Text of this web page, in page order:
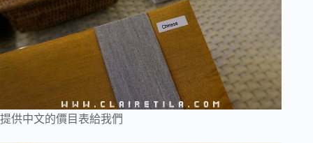
提供中文的價目表給我們